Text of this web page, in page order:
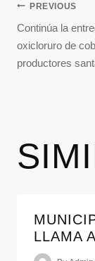
PREVIOUS
Continúa la
oxicloruro de
productores
LLAMA